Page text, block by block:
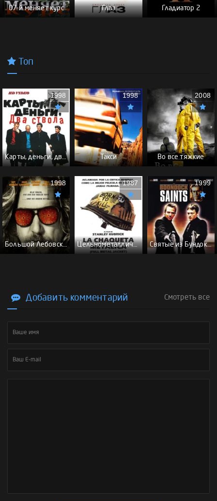
07-й меняет курс Глаз Гладиатор 2
Топ
Карты, деньги, два ствола - (Перевод Гоблина)
1998
Такси
1998
Во все тяжкие
2008
Большой Лебовски - (Перевод Гоблина)
1998
Цельнометаллическая оболочка - (Перевод Гоблина)
1987
Святые из Бундока \ Святые из трущоб - (Перевод Гоблина)
1999
Добавить комментарий Смотреть все